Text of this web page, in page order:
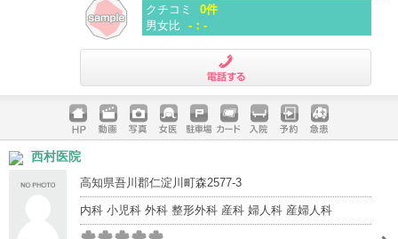
クチコミ
0件
男女比 -：-
ホームペ
ージ
動画 写真 女医 駐車場
クレジッ
入院 予約 急患
西村医院
高知県吾川郡仁淀川町森2577-3
内科 小児科 外科 整形外科 産科 婦人科 産婦人科